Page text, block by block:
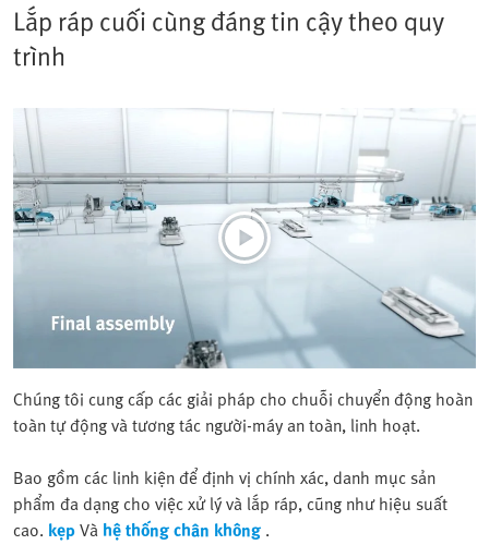
Lắp ráp cuối cùng đáng tin cậy theo quy
trình
Chúng tôi cung cấp các giải pháp cho chuỗi chuyển động hoàn
toàn tự động và tương tác người-máy an toàn, linh hoạt.
Bao gồm các linh kiện để định vị chính xác, danh mục sản
phẩm đa dạng cho việc xử lý và lắp ráp, cũng như hiệu suất
cao. kẹpVà hệ thống chân không .